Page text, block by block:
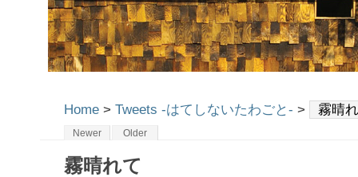
Home > Tweets -はてしないたわごと- > 霧晴
Newer Older
霧晴れて